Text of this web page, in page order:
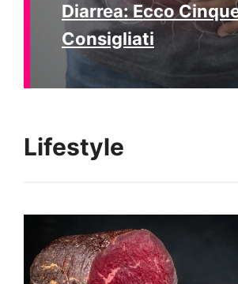
Diarrea: Ecco
Consigliati
Lifestyle